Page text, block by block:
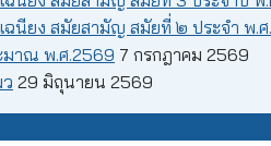
ฉนียง สมัยสามัญ สมัยที่ ๒ ประจำ พ.
มาณ พ.ศ.2569 7 กรกฎาคม 2569
29 มิถุนายน 2569